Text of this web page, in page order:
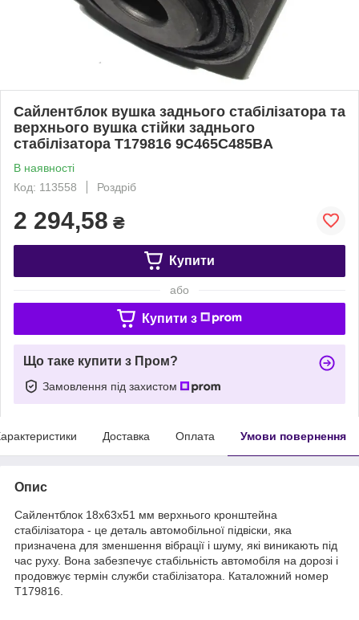
Сайлентблок вушка заднього стабілізатора та
верхнього вушка стійки заднього
стабілізатора T179816 9C465C485BA
В наявності
Код: 113558
Роздріб
2 294,58 ₴
Купити
або
Купити з
Що таке купити з Пром?
Замовлення під захистом
Доставка Оплата Умови повернення
Опис
Сайлентблок 18x63x51 мм верхнього кронштейна
стабілізатора - це деталь автомобільної підвіски, яка
призначена для зменшення вібрації і шуму, які виникають під
час руху. Вона забезпечує стабільність автомобіля на дорозі і
продовжує термін служби стабілізатора. Каталожний номер
T179816.